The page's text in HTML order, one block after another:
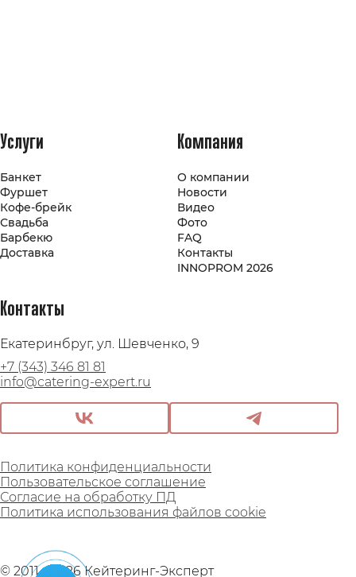
Услуги
Банкет
Фуршет
Кофе-брейк
Свадьба
Барбекю
Доставка
Компания
О компании
Новости
Видео
Фото
FAQ
Контакты
INNOPROM 2026
Контакты
Екатеринбруг, ул. Шевченко, 9
+7 (343) 346 81 81
info@catering-expert.ru
Политика конфиденциальности
Пользовательское соглашение
Согласие на обработку ПД
Политика использования файлов cookie
© 2011 - 2026 Кейтеринг-Эксперт